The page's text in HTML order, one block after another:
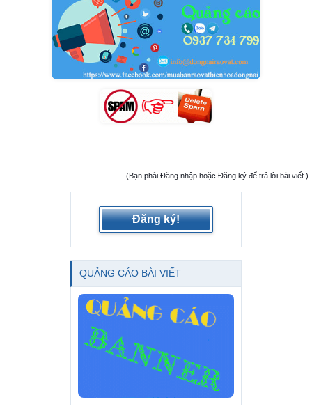
(Bạn phải Đăng nhập hoặc Đăng ký để trả lời bài viết.)
Đăng ký!
QUẢNG CÁO BÀI VIẾT